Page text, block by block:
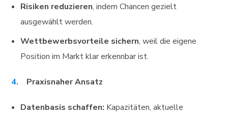
Risiken reduzieren, indem Chancen gezielt
ausgewählt werden.
Wettbewerbsvorteile sichern, weil die eigene
Position im Markt klar erkennbar ist.
Praxisnaher Ansatz
Datenbasis schaffen: Kapazitäten, aktuelle